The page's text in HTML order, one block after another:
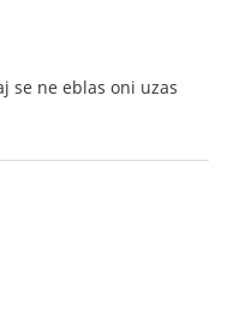
se ne eblas oni uzas